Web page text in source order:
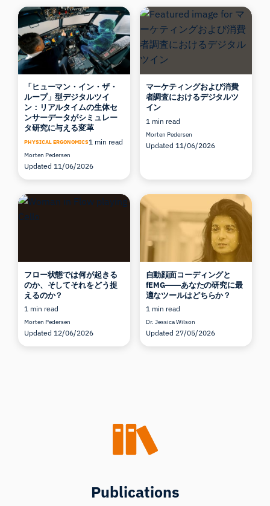
「ヒューマン・イン・ザ・
ループ」型デジタルツイ
ン：リアルタイムの生体セ
ンサーデータがシミュレー
タ研究に与える変革
PHYSICAL ERGONOMICS1 min read
Morten Pedersen
Updated 11/06/2026
マーケティングおよび消費
者調査におけるデジタルツ
イン
1 min read
Morten Pedersen
Updated 11/06/2026
フロー状態では何が起きる
のか、そしてそれをどう捉
えるのか？
1 min read
Morten Pedersen
Updated 12/06/2026
自動顔面コーディングと
fEMG――あなたの研究に最
適なツールはどちらか？
1 min read
Dr. Jessica Wilson
Updated 27/05/2026
Publications